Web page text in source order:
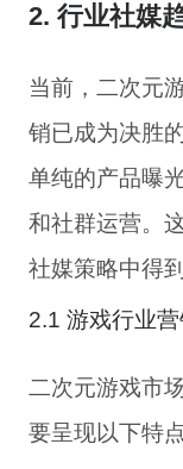
2. 行业社媒
当前，二次元
销已成为决胜
单纯的产品曝
和社群运营。
社媒策略中得
2.1 游戏行业
二次元游戏市
要呈现以下特点